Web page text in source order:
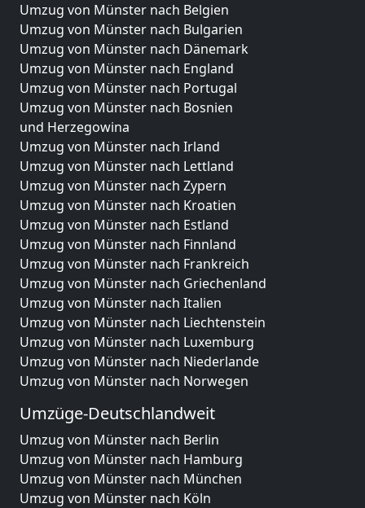
Umzug von Münster nach Belgien
Umzug von Münster nach Bulgarien
Umzug von Münster nach Dänemark
Umzug von Münster nach England
Umzug von Münster nach Portugal
Umzug von Münster nach Bosnien
und Herzegowina
Umzug von Münster nach Irland
Umzug von Münster nach Lettland
Umzug von Münster nach Zypern
Umzug von Münster nach Kroatien
Umzug von Münster nach Estland
Umzug von Münster nach Finnland
Umzug von Münster nach Frankreich
Umzug von Münster nach Griechenland
Umzug von Münster nach Italien
Umzug von Münster nach Liechtenstein
Umzug von Münster nach Luxemburg
Umzug von Münster nach Niederlande
Umzug von Münster nach Norwegen
Umzüge-Deutschlandweit
Umzug von Münster nach Berlin
Umzug von Münster nach Hamburg
Umzug von Münster nach München
Umzug von Münster nach Köln